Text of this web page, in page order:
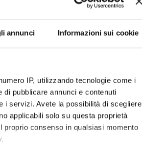
annunci Informazioni sui cookie
IP, utilizzando tecnologie come i
pubblicare annunci e contenuti
i servizi. Avete la possibilità di scegliere
applicabili solo su questa proprietà
consenso in qualsiasi momento
di un'opera di
quale tipologia di atto